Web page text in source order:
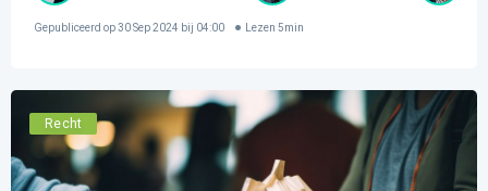
Gepubliceerd op30 Sep 2024 bij 04:00 Lezen 5min
Recht